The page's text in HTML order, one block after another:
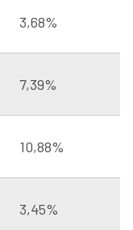
3,68%
7,39%
10,88%
3,45%